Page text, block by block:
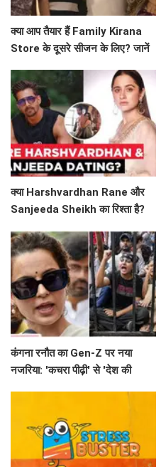
क्या आप तैयार हैं Family Kirana
Store के दूसरे सीजन के लिए? जानें
क्या Harshvardhan Rane और
Sanjeeda Sheikh का रिश्ता है?
कंगना रनौत का Gen-Z पर नया
नजरिया: 'कचरा पीढ़ी' से 'देश की